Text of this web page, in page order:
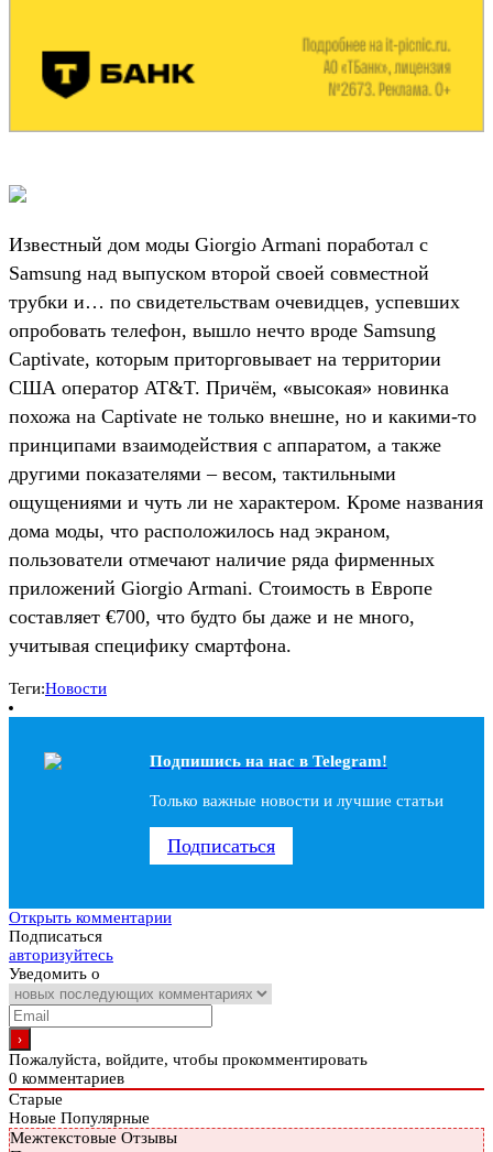
Известный дом моды Giorgio Armani поработал с
Samsung над выпуском второй своей совместной
трубки и… по свидетельствам очевидцев, успевших
опробовать телефон, вышло нечто вроде Samsung
Captivate, которым приторговывает на территории
США оператор AT&T. Причём, «высокая» новинка
похожа на Captivate не только внешне, но и какими-то
принципами взаимодействия с аппаратом, а также
другими показателями – весом, тактильными
ощущениями и чуть ли не характером. Кроме названия
дома моды, что расположилось над экраном,
пользователи отмечают наличие ряда фирменных
приложений Giorgio Armani. Стоимость в Европе
составляет €700, что будто бы даже и не много,
учитывая специфику смартфона.
Теги:Новости
Подпишись на наc в Telegram!
Только важные новости и лучшие статьи
Подписаться
Открыть комментарии
Подписаться
авторизуйтесь
Уведомить о
Пожалуйста, войдите, чтобы прокомментировать
0 комментариев
Старые
Новые Популярные
Межтекстовые Отзывы